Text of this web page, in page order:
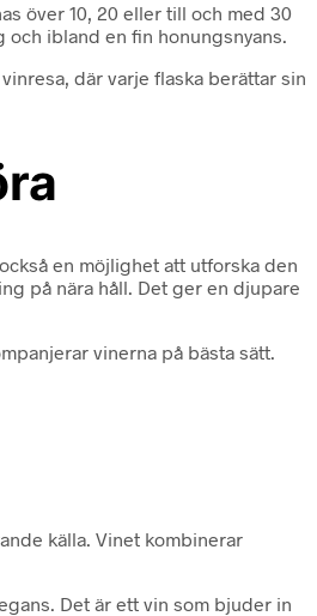
över 10, 20 eller till och med 30
ibland en fin honungsnyans.
där varje flaska berättar sin
en möjlighet att utforska den
på nära håll. Det ger en djupare
vinerna på bästa sätt.
källa. Vinet kombinerar
Det är ett vin som bjuder in